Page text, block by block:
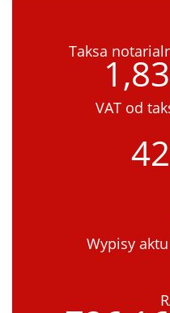
Taksa
VAT od
Wypisy